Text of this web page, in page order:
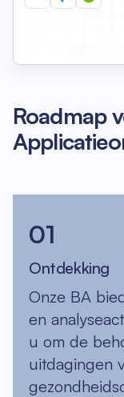
Roadmap
01
Ontdekking
Onze BA
en
u om de
uitdagingen